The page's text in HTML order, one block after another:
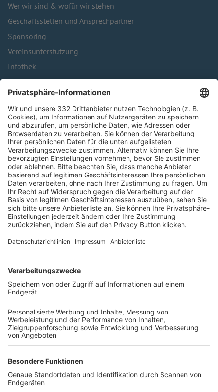
Wer wir sind & wofür wir stehen
Geschäftsstellen und Ansprechpartner
Sponsoring
Vereinsunterstützung
Infothek
Kontakt
HÄUFIG BESUCHTE SEITEN
Pässe und Vereinswechsel
Trainerausbildung
Schulungsangebot Vereinsmitarbeiter
BFV-Geschäftsstellen
Trainerbörse
Login SpielPlus
FOLGE DEM BFV
TOP-VEREINE
TOP-PARTNER